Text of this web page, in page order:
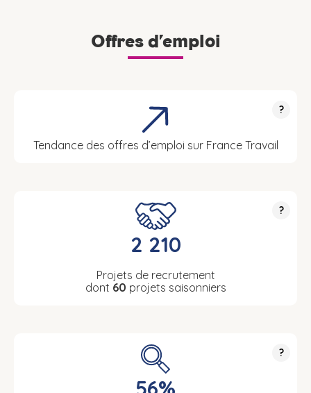
Offres d’emploi
?
Tendance des offres d’emploi sur France Travail
?
2 210
Projets de recrutement
dont 60 projets saisonniers
?